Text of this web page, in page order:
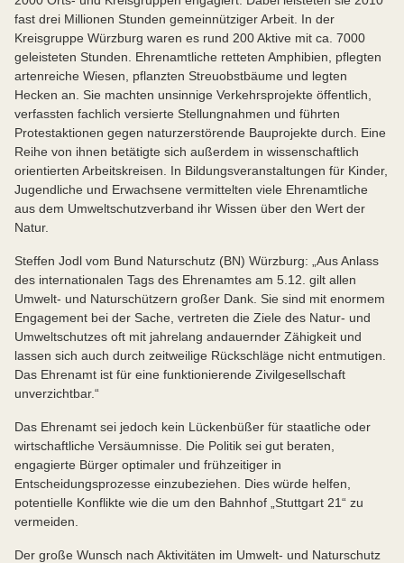
fast drei Millionen Stunden gemeinnütziger Arbeit. In der
Kreisgruppe Würzburg waren es rund 200 Aktive mit ca. 7000
geleisteten Stunden. Ehrenamtliche retteten Amphibien, pflegten
artenreiche Wiesen, pflanzten Streuobstbäume und legten
Hecken an. Sie machten unsinnige Verkehrsprojekte öffentlich,
verfassten fachlich versierte Stellungnahmen und führten
Protestaktionen gegen naturzerstörende Bauprojekte durch. Eine
Reihe von ihnen betätigte sich außerdem in wissenschaftlich
orientierten Arbeitskreisen. In Bildungsveranstaltungen für Kinder,
Jugendliche und Erwachsene vermittelten viele Ehrenamtliche
aus dem Umweltschutzverband ihr Wissen über den Wert der
Natur.
Steffen Jodl vom Bund Naturschutz (BN) Würzburg: „Aus Anlass
des internationalen Tags des Ehrenamtes am 5.12. gilt allen
Umwelt- und Naturschützern großer Dank. Sie sind mit enormem
Engagement bei der Sache, vertreten die Ziele des Natur- und
Umweltschutzes oft mit jahrelang andauernder Zähigkeit und
lassen sich auch durch zeitweilige Rückschläge nicht entmutigen.
Das Ehrenamt ist für eine funktionierende Zivilgesellschaft
unverzichtbar.“
Das Ehrenamt sei jedoch kein Lückenbüßer für staatliche oder
wirtschaftliche Versäumnisse. Die Politik sei gut beraten,
engagierte Bürger optimaler und frühzeitiger in
Entscheidungsprozesse einzubeziehen. Dies würde helfen,
potentielle Konflikte wie die um den Bahnhof „Stuttgart 21“ zu
vermeiden.
Der große Wunsch nach Aktivitäten im Umwelt- und Naturschutz